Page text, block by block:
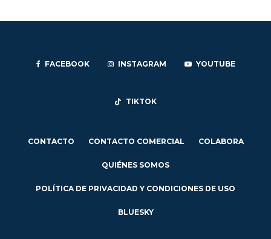
FACEBOOK INSTAGRAM YOUTUBE
TIKTOK
CONTACTO CONTACTO COMERCIAL COLABORA
QUIÉNES SOMOS
POLÍTICA DE PRIVACIDAD Y CONDICIONES DE USO
BLUESKY